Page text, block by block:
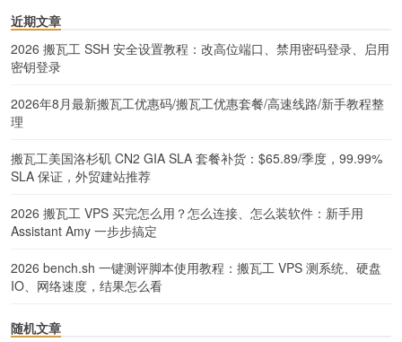
近期文章
2026 搬瓦工 SSH 安全设置教程：改高位端口、禁用密码登录、启用
密钥登录
2026年8月最新搬瓦工优惠码/搬瓦工优惠套餐/高速线路/新手教程整
理
搬瓦工美国洛杉矶 CN2 GIA SLA 套餐补货：$65.89/季度，99.99%
SLA 保证，外贸建站推荐
2026 搬瓦工 VPS 买完怎么用？怎么连接、怎么装软件：新手用
Assistant Amy 一步步搞定
2026 bench.sh 一键测评脚本使用教程：搬瓦工 VPS 测系统、硬盘
IO、网络速度，结果怎么看
随机文章